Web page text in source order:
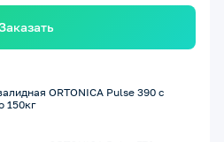
ORTONICA Pulse 390 с
150кг